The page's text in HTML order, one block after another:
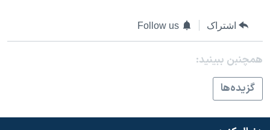
اشتراک Follow us
همچنبن ببینید:
گزيده‌ها